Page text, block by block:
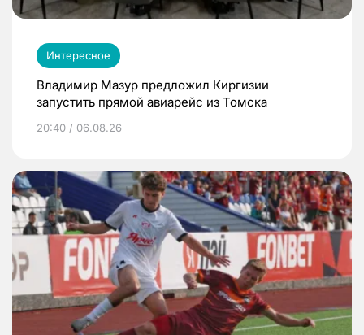
Интересное
Владимир Мазур предложил Киргизии
запустить прямой авиарейс из Томска
20:40 / 06.08.26